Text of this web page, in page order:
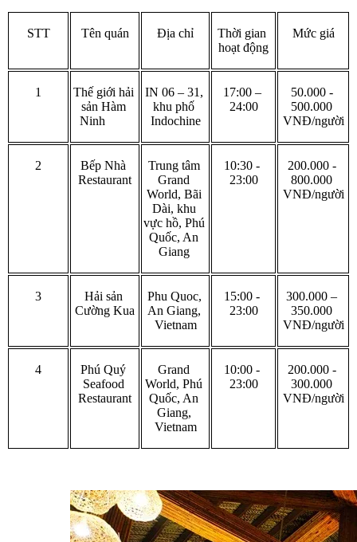
STT Tên quán Địa chỉ
Thời gian
hoạt động
Mức giá
1
Thế giới hải
sản Hàm
Ninh
IN 06 – 31,
khu phố
Indochine
17:00 –
24:00
50.000 -
500.000
VNĐ/người
2
Bếp Nhà
Restaurant
Trung tâm
Grand
World, Bãi
Dài, khu
vực hồ, Phú
Quốc, An
Giang
10:30 -
23:00
200.000 -
800.000
VNĐ/người
3
Hải sản
Cường Kua
Phu Quoc,
An Giang,
Vietnam
15:00 -
23:00
300.000 –
350.000
VNĐ/người
4
Phú Quý
Seafood
Restaurant
Grand
World, Phú
Quốc, An
Giang,
Vietnam
10:00 -
23:00
200.000 -
300.000
VNĐ/người